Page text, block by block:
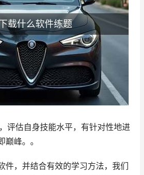
载什么软件练题
评估自身技能水平，有针对性地进
峰。。
件，并结合有效的学习方法，我们